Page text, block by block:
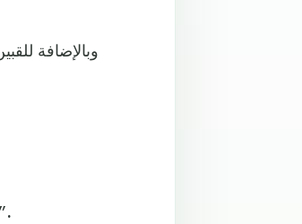
وبالإضافة
وأكد الاتحاد :” كان شرفا لنا أن نعتمد على مدرب وشخص كفرناندو سانتوس”.